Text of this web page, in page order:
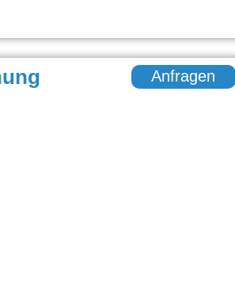
Anfragen